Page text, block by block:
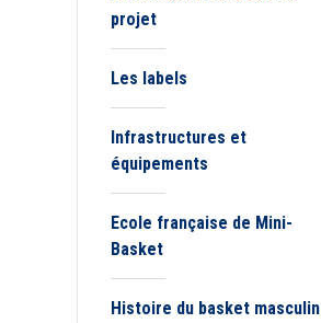
projet
Les labels
Infrastructures et
équipements
Ecole française de Mini-
Basket
Histoire du basket masculin